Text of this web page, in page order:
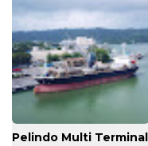
Pelindo Multi Terminal